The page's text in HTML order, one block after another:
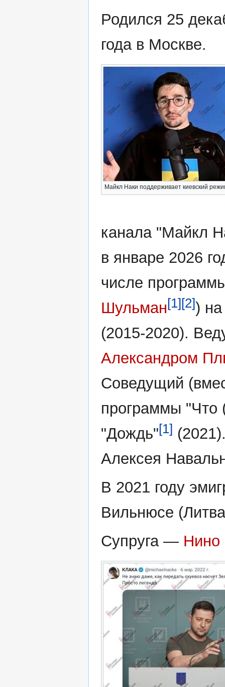
Родился 25
года в Москве.
Майкл Наки поддерживает киевский
канала "Майкл
в январе 2026
числе
Шульман[1][2])
(2015-2020).
Александром
Соведущий
программы "Что
"Дождь"[1]
Алексея
В 2021 году
Вильнюсе
Супруга — Нино